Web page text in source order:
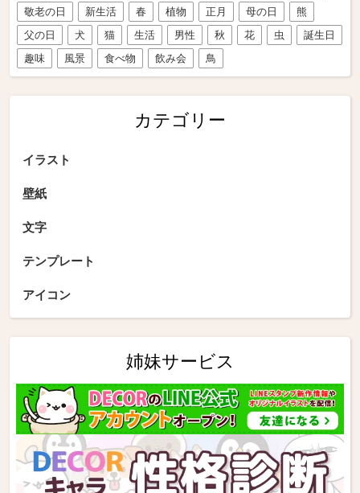
敬老の日
新生活 春 植物 正月 母の日
熊
父の日
犬 猫 生活 男性 秋 花 虫
誕生日
趣味
風景 食べ物 飲み会 鳥
カテゴリー
イラスト
壁紙
文字
テンプレート
アイコン
姉妹サービス